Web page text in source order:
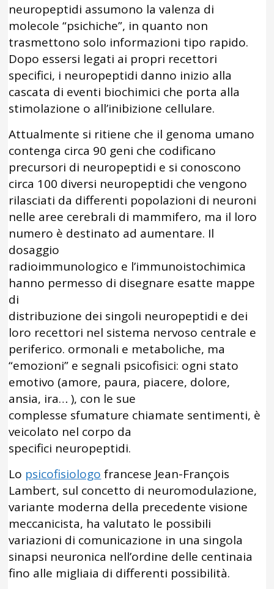
neuropeptidi assumono la valenza di
molecole “psichiche”, in quanto non
trasmettono solo informazioni tipo rapido.
Dopo essersi legati ai propri recettori
specifici, i neuropeptidi danno inizio alla
cascata di eventi biochimici che porta alla
stimolazione o all’inibizione cellulare.
Attualmente si ritiene che il genoma umano
contenga circa 90 geni che codificano
precursori di neuropeptidi e si conoscono
circa 100 diversi neuropeptidi che vengono
rilasciati da differenti popolazioni di neuroni
nelle aree cerebrali di mammifero, ma il loro
numero è destinato ad aumentare. Il
dosaggio
radioimmunologico e l’immunoistochimica
hanno permesso di disegnare esatte mappe
di
distribuzione dei singoli neuropeptidi e dei
loro recettori nel sistema nervoso centrale e
periferico. ormonali e metaboliche, ma
“emozioni” e segnali psicofisici: ogni stato
emotivo (amore, paura, piacere, dolore,
ansia, ira… ), con le sue
complesse sfumature chiamate sentimenti, è
veicolato nel corpo da
specifici neuropeptidi.
Lo psicofisiologo francese Jean-François
Lambert, sul concetto di neuromodulazione,
variante moderna della precedente visione
meccanicista, ha valutato le possibili
variazioni di comunicazione in una singola
sinapsi neuronica nell’ordine delle centinaia
fino alle migliaia di differenti possibilità.